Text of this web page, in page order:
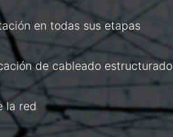
en todas sus etapas
de cableado estructurado
la red